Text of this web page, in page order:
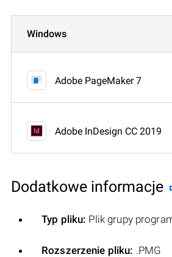
Windows
Adobe PageMaker 7
Adobe InDesign CC 2019
Dodatkowe informacje
Typ pliku: Plik grupy
Rozszerzenie pliku: .PMG